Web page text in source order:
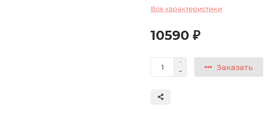
Все характеристики
10590 ₽
Заказать